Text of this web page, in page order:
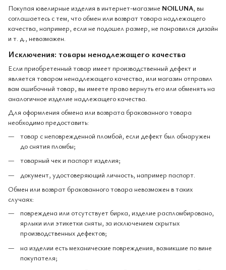
Покупая ювелирные изделия в интернет-магазине NOILUNA, вы
соглашаетесь с тем, что обмен или возврат товара надлежащего
качества, например, если не подошел размер, не понравился дизайн
и т. д., невозможен.
Исключения: товары ненадлежащего качества
Если приобретенный товар имеет производственный дефект и
является товаром ненадлежащего качества, или магазин отправил
вам ошибочный товар, вы имеете право вернуть его или обменять на
аналогичное изделие надлежащего качества.
Для оформления обмена или возврата бракованного товара
необходимо предоставить:
товар с неповрежденной пломбой, если дефект был обнаружен
до снятия пломбы;
товарный чек и паспорт изделия;
документ, удостоверяющий личность, например паспорт.
Обмен или возврат бракованного товара невозможен в таких
случаях:
повреждена или отсутствует бирка, изделие распломбировано,
ярлыки или этикетки сняты, за исключением скрытых
производственных дефектов;
на изделии есть механические повреждения, возникшие по вине
покупателя;